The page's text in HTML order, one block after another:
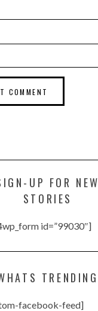
UP FOR NEW
STORIES
id=”99030″]
TRENDING
facebook-feed]